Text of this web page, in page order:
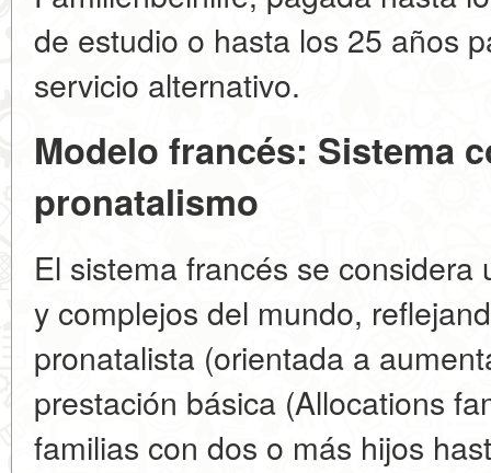
de estudio o hasta los 25 años
servicio alternativo.
Modelo francés: Sistema
pronatalismo
El sistema francés se
y complejos del mundo,
pronatalista (orientada a
prestación básica (Allocations
familias con dos o más hijos